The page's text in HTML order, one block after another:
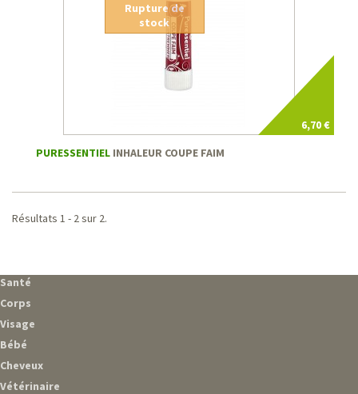
6,70 €
Rupture de
stock
PURESSENTIEL INHALEUR COUPE FAIM
Résultats 1 - 2 sur 2.
Santé
Corps
Visage
Bébé
Cheveux
Vétérinaire